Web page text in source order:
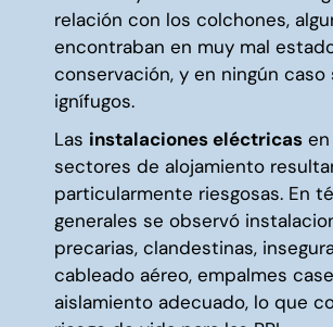
relación con los colchones,
encontraban en muy mal
conservación, y en ningún caso
ignífugos.
Las instalaciones eléctricas
sectores de alojamiento
particularmente riesgosas. En
generales se observó
precarias, clandestinas,
cableado aéreo, empalmes
aislamiento adecuado, lo que